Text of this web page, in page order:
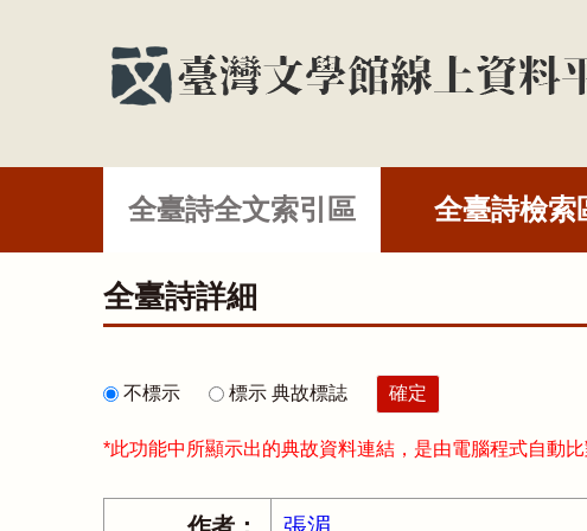
全臺詩全文索引區 全臺詩檢索
全臺詩詳細
不標示 標示 典故標誌
*此功能中所顯示出的典故資料連結，是由電腦程式自動